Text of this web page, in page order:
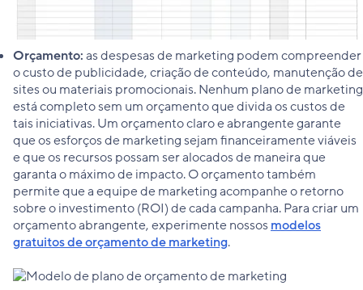
Orçamento:as despesas de marketing podem compreender
o custo de publicidade, criação de conteúdo, manutenção de
sites ou materiais promocionais. Nenhum plano de marketing
está completo sem um orçamento que divida os custos de
tais iniciativas. Um orçamento claro e abrangente garante
que os esforços de marketing sejam financeiramente viáveis
e que os recursos possam ser alocados de maneira que
garanta o máximo de impacto. O orçamento também
permite que a equipe de marketing acompanhe o retorno
sobre o investimento (ROI) de cada campanha. Para criar um
orçamento abrangente, experimente nossos modelos
gratuitos de orçamento de marketing.